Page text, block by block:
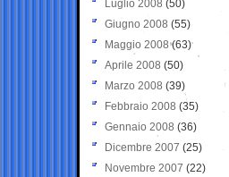
Luglio 2008 (50)
Giugno 2008 (55)
Maggio 2008(63)
Aprile 2008 (50)
Marzo 2008 (39)
Febbraio 2008 (35)
Gennaio 2008 (36)
Dicembre 2007 (25)
Novembre 2007 (22)